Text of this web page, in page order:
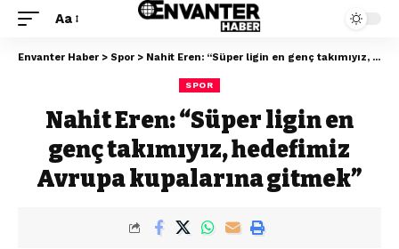
Aa
Envanter Haber > Spor > Nahit Eren: “Süper ligin en genç takımıyız, hedefimiz Avrupa kupalarına gitmek”
SPOR
Nahit Eren: “Süper ligin en
genç takımıyız, hedefimiz
Avrupa kupalarına gitmek”